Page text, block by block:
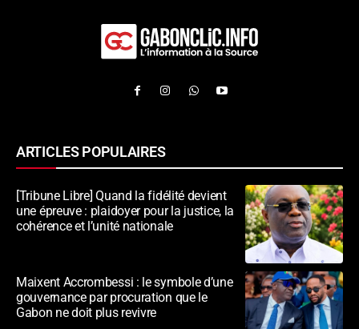
ARTICLES POPULAIRES
[Tribune Libre] Quand la fidélité devient
une épreuve : plaidoyer pour la justice, la
cohérence et l’unité nationale
Maixent Accrombessi : le symbole d’une
gouvernance par procuration que le
Gabon ne doit plus revivre